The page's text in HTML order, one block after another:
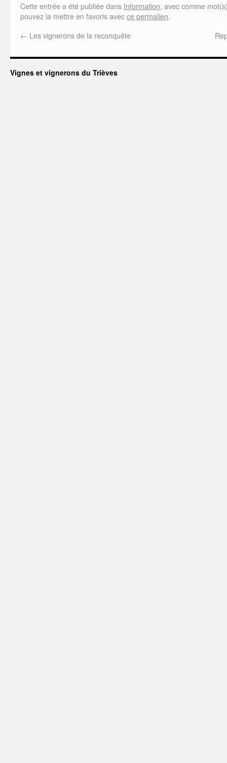
Cette entrée a été publiée dans Information, avec comme
pouvez la mettre en favoris avecce permalien.
← Les vignerons de la reconquête
Vignes et vignerons du Trièves